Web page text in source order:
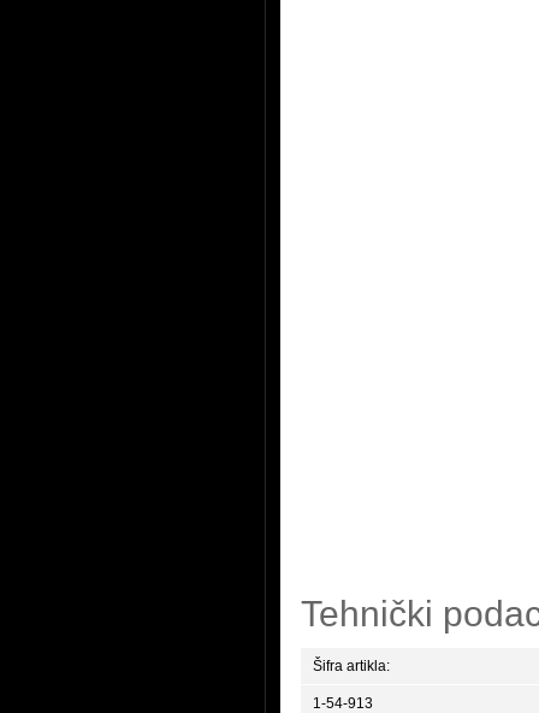
Tehnički
Šifra artikla:
1-54-913